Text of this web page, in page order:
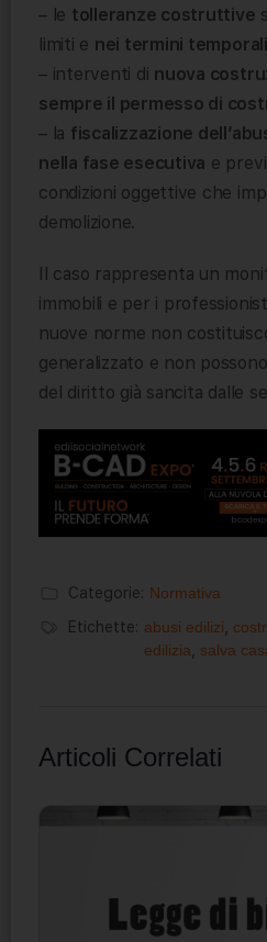
– le tolleranze costruttive
limiti e nei termini
– interventi di nuova
sempre il permesso di
– la fiscalizzazione
nella fase esecutiva e
condizioni oggettive che
demolizione.
Il caso rappresenta un
immobili e per i
nuove norme non
generalizzato e non
del diritto già sancita dalle
Categorie: Normativa
Etichette: abusi edilizi
edilizia
salva
Articoli Correlati